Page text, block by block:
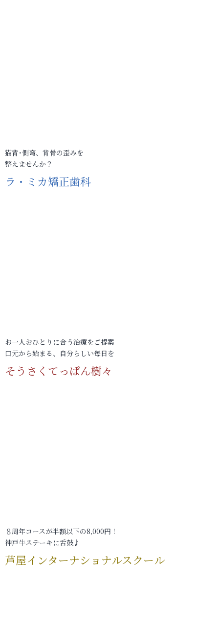
猫背･側弯、背骨の歪みを
整えませんか？
ラ・ミカ矯正歯科
お一人おひとりに合う治療をご提案
口元から始まる、自分らしい毎日を
そうさくてっぱん樹々
８周年コースが半額以下の8,000円！
神戸牛ステーキに舌鼓♪
芦屋インターナショナルスクール